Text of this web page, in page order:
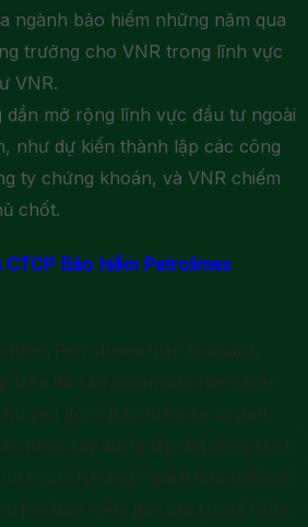
ngành bảo hiểm những năm qua
trưởng cho VNR trong lĩnh vực
VNR.
dần mở rộng lĩnh vực đầu tư ngoài
như dự kiến thành lập các công
ty chứng khoán, và VNR chiếm
chốt.
Bảo hiểm Petrolimex
hiểm Petrolimex hiện là doanh
trên 80 sản phẩm bảo hiểm trên
yếu gồm: Bảo hiểm xe cơ giới,
hiểm xây dựng lắp đặt công trình
hoạn. Những ngách bảo hiểm có
phí bảo hiểm gốc cao trong tổng